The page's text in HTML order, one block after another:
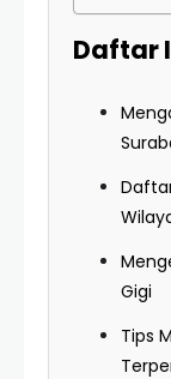
Daftar
Gigi
Tips